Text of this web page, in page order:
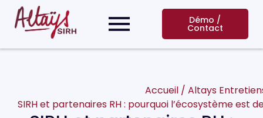
Démo /
Contact
Accueil / Altays
SIRH et partenaires RH : pourquoi l’écosystème est